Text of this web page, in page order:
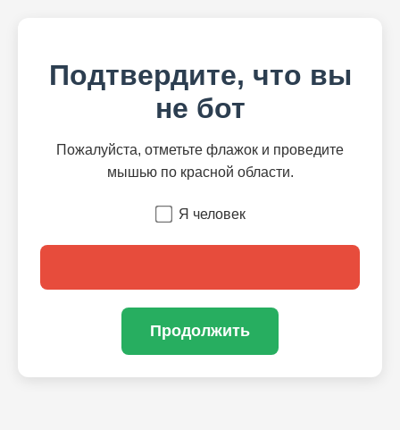
Подтвердите, что вы
не бот
Пожалуйста, отметьте флажок и проведите
мышью по красной области.
Я человек
Продолжить